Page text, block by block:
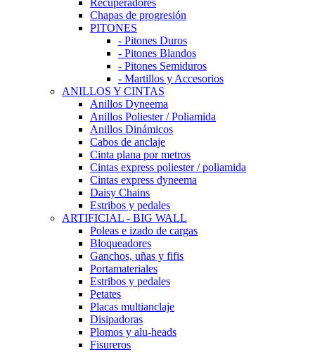
Recuperadores
Chapas de progresión
PITONES
- Pitones Duros
- Pitones Blandos
- Pitones Semiduros
- Martillos y Accesorios
ANILLOS Y CINTAS
Anillos Dyneema
Anillos Poliester / Poliamida
Anillos Dinámicos
Cabos de anclaje
Cinta plana por metros
Cintas express poliester / poliamida
Cintas express dyneema
Daisy Chains
Estribos y pedales
ARTIFICIAL - BIG WALL
Poleas e izado de cargas
Bloqueadores
Ganchos, uñas y fifis
Portamateriales
Estribos y pedales
Petates
Placas multianclaje
Disipadoras
Plomos y alu-heads
Fisureros